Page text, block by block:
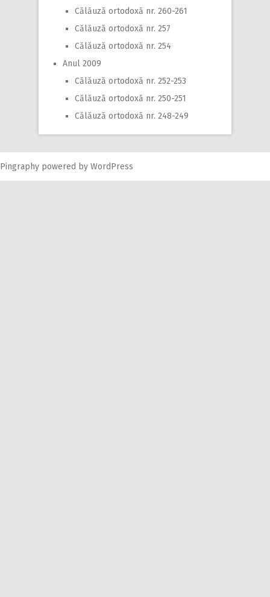
Călăuză ortodoxă nr. 260-261
Călăuză ortodoxă nr. 257
Călăuză ortodoxă nr. 254
Anul 2009
Călăuză ortodoxă nr. 252-253
Călăuză ortodoxă nr. 250-251
Călăuză ortodoxă nr. 248-249
Pingraphy powered by WordPress